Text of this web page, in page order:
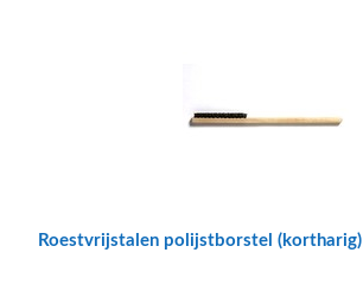
Roestvrijstalen polijstborstel (kortharig)